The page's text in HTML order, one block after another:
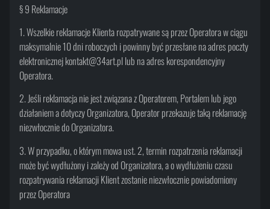
§ 9 Reklamacje
1. Wszelkie reklamacje Klienta rozpatrywane są przez Operatora w ciągu
maksymalnie 10 dni roboczych i powinny być przesłane na adres poczty
elektronicznej kontakt@34art.pl lub na adres korespondencyjny
Operatora.
2. Jeśli reklamacja nie jest związana z Operatorem, Portalem lub jego
działaniem a dotyczy Organizatora, Operator przekazuje taką reklamację
niezwłocznie do Organizatora.
3. W przypadku, o którym mowa ust. 2, termin rozpatrzenia reklamacji
może być wydłużony i zależy od Organizatora, a o wydłużeniu czasu
rozpatrywania reklamacji Klient zostanie niezwłocznie powiadomiony
przez Operatora